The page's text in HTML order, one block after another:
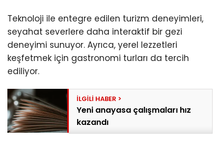
Teknoloji ile entegre edilen turizm deneyimleri,
seyahat severlere daha interaktif bir gezi
deneyimi sunuyor. Ayrıca, yerel lezzetleri
keşfetmek için gastronomi turları da tercih
ediliyor.
Yeni anayasa çalışmaları hız
kazandı